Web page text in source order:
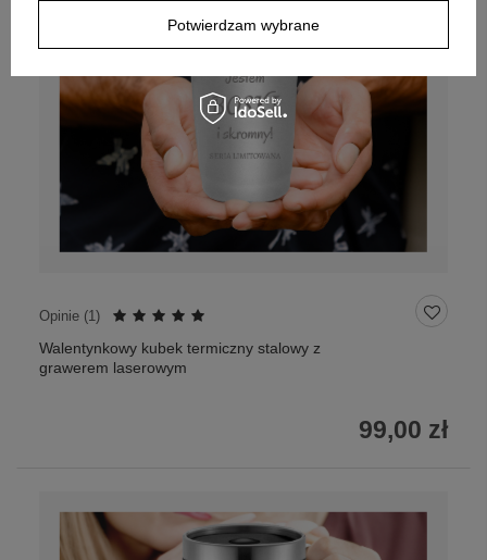
Opinie (1)
Walentynkowy kubek termiczny stalowy z
grawerem laserowym
99,00 zł
Potwierdzam wybrane